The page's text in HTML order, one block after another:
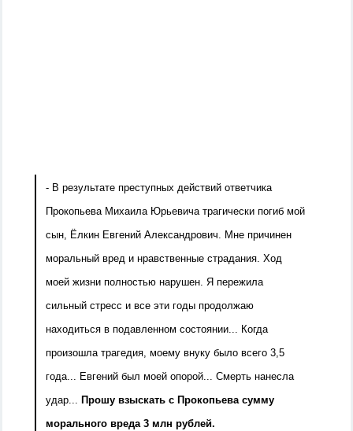
- В результате преступных действий ответчика
Прокопьева Михаила Юрьевича трагически погиб мой
сын, Ёлкин Евгений Александрович. Мне причинен
моральный вред и нравственные страдания. Ход
моей жизни полностью нарушен. Я пережила
сильный стресс и все эти годы продолжаю
находиться в подавленном состоянии... Когда
произошла трагедия, моему внуку было всего 3,5
года... Евгений был моей опорой... Смерть нанесла
удар... Прошу взыскать с Прокопьева сумму
морального вреда 3 млн рублей.